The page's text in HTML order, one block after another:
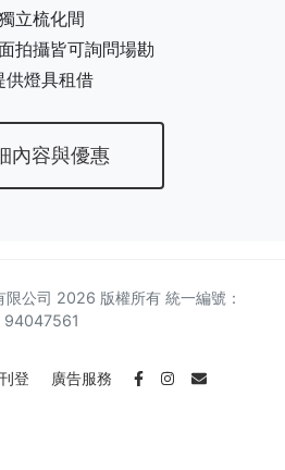
立梳化間
拍攝皆可詢問場勘
供燈具租借
內容與優惠
公司 2026 版權所有 統一編號：
94047561
登 廣告服務